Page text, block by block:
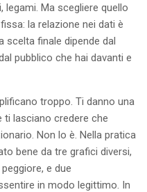
Ma scegliere quello
la relazione nei dati è
scelta finale dipende dal
pubblico che hai davanti e
troppo. Ti danno una
ti lasciano credere che
Non lo è. Nella pratica
bene da tre grafici diversi,
e due
in modo legittimo. In